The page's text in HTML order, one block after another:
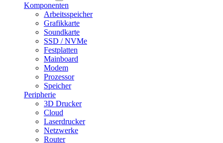
Komponenten
Arbeitsspeicher
Grafikkarte
Soundkarte
SSD / NVMe
Festplatten
Mainboard
Modem
Prozessor
Speicher
Peripherie
3D Drucker
Cloud
Laserdrucker
Netzwerke
Router